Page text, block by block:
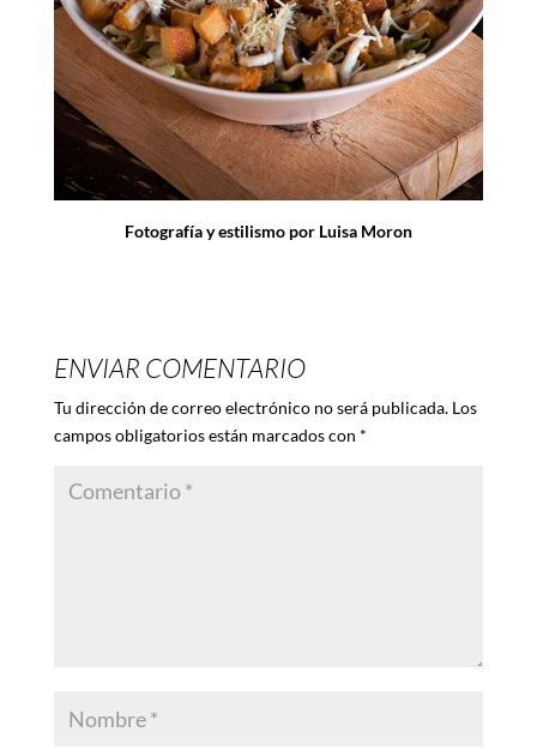
Fotografía y estilismo por Luisa Moron
ENVIAR COMENTARIO
Tu dirección de correo electrónico no será publicada. Los
campos obligatorios están marcados con *